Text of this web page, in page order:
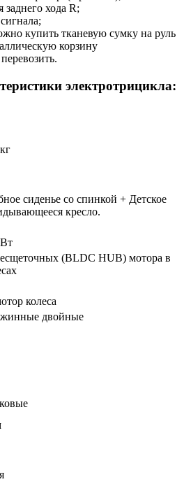
хода R;
купить тканевую сумку на руль
корзину
электротрицикла:
сиденье со спинкой + Детское
кресло.
(BLDC HUB) мотора в
колеса
двойные